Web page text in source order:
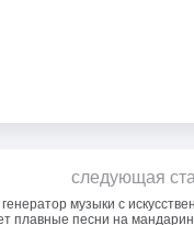
следующая
музыки с
плавные песни на